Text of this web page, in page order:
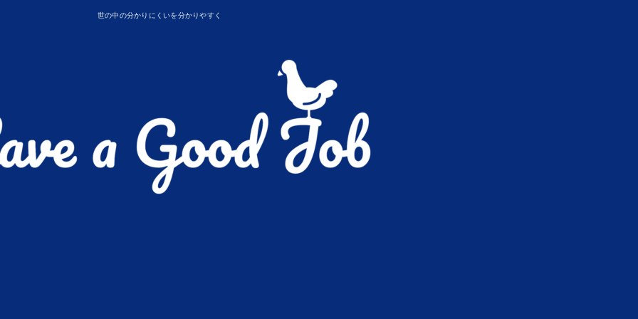
世の中の分かりにくいを分かりやすく